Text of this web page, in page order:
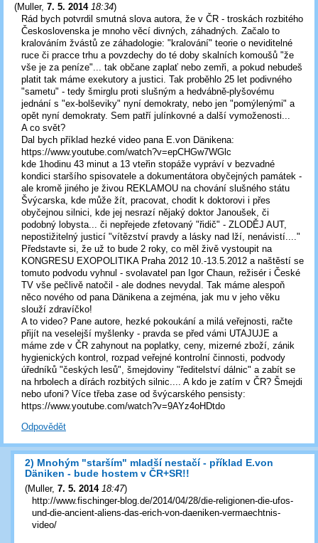
(Muller, 7. 5. 2014 18:34)
Rád bych potvrdil smutná slova autora, že v ČR - troskách rozbitého
Československa je mnoho věcí divných, záhadných. Začalo to
kralováním žvástů ze záhadologie: "kralování" teorie o neviditelné
ruce či pracce trhu a povzdechy do té doby skalních komoušů "že
vše je za peníze"... tak občane zaplať nebo zemři, a pokud nebudeš
platit tak máme exekutory a justici. Tak proběhlo 25 let podivného
"sametu" - tedy šmirglu proti slušným a hedvábně-plyšovému
jednání s "ex-bolševiky" nyní demokraty, nebo jen "pomýlenými" a
opět nyní demokraty. Sem patří julínkovné a další vymoženosti...
A co svět?
Dal bych příklad hezké video pana E.von Dänikena:
https://www.youtube.com/watch?v=epCHGw7WGlc
kde 1hodinu 43 minut a 13 vteřin stopáže vypráví v bezvadné
kondici staršího spisovatele a dokumentátora obyčejných památek -
ale kromě jiného je živou REKLAMOU na chování slušného státu
Švýcarska, kde může žít, pracovat, chodit k doktorovi i přes
obyčejnou silnici, kde jej nesrazí nějaký doktor Janoušek, či
podobný lobysta... či nepřejede zfetovaný "řidič" - ZLODĚJ AUT,
nepostižitelný justicí "vítězství pravdy a lásky nad lží, nenávistí...."
Představte si, že už to bude 2 roky, co měl živě vystoupit na
KONGRESU EXOPOLITIKA Praha 2012 10.-13.5.2012 a naštěstí se
tomuto podvodu vyhnul - svolavatel pan Igor Chaun, režisér i České
TV vše pečlivě natočil - ale dodnes nevydal. Tak máme alespoň
něco nového od pana Dänikena a zejména, jak mu v jeho věku
slouží zdravíčko!
A to video? Pane autore, hezké pokoukání a milá veřejnosti, račte
přijít na veselejší myšlenky - pravda se před vámi UTAJUJE a
máme zde v ČR zahynout na poplatky, ceny, mizerné zboží, zánik
hygienických kontrol, rozpad veřejné kontrolní činnosti, podvody
úředníků "českých lesů", šmejdoviny "ředitelství dálnic" a zabít se
na hrbolech a dírách rozbitých silnic.... A kdo je zatím v ČR? Šmejdi
nebo ufoni? Více třeba zase od švýcarského pensisty:
https://www.youtube.com/watch?v=9AYz4oHDtdo
Odpovědět
2) Mnohým "starším" mladší nestačí - příklad E.von
Däniken - bude hostem v ČR+SR!!
(Muller, 7. 5. 2014 18:47)
http://www.fischinger-blog.de/2014/04/28/die-religionen-die-ufos-
und-die-ancient-aliens-das-erich-von-daeniken-vermaechtnis-
video/